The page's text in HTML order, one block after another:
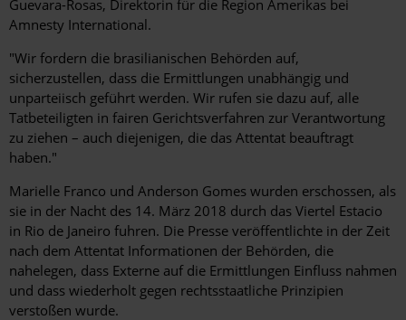
Guevara-Rosas, Direktorin für die Region Amerikas bei
Amnesty International.
"Wir fordern die brasilianischen Behörden auf,
sicherzustellen, dass die Ermittlungen unabhängig und
unparteiisch geführt werden. Wir rufen sie dazu auf, alle
Tatbeteiligten in fairen Gerichtsverfahren zur Verantwortung
zu ziehen – auch diejenigen, die das Attentat beauftragt
haben."
Marielle Franco und Anderson Gomes wurden erschossen, als
sie in der Nacht des 14. März 2018 durch das Viertel Estacio
in Rio de Janeiro fuhren. Die Presse veröffentlichte in der Zeit
nach dem Attentat Informationen der Behörden, die
nahelegen, dass Externe auf die Ermittlungen Einfluss nahmen
und dass wiederholt gegen rechtsstaatliche Prinzipien
verstoßen wurde.